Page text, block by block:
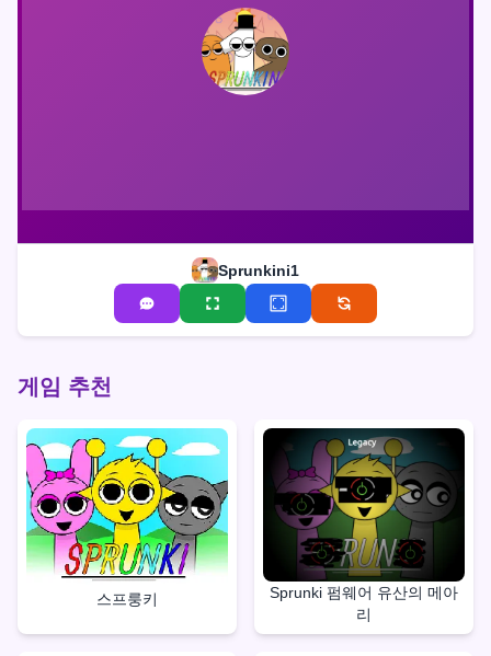
Sprunkini1
게임 추천
스프룽키
Sprunki 펌웨어 유산의 메아
리